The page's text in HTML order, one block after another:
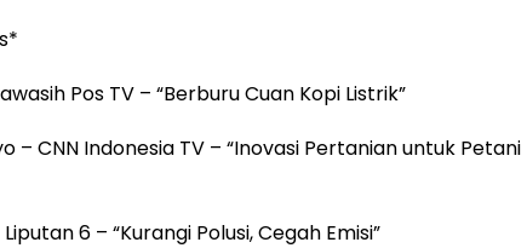
Pos TV – “Berburu Cuan Kopi Listrik”
– CNN Indonesia TV – “Inovasi Pertanian untuk Petani
6 – “Kurangi Polusi, Cegah Emisi”